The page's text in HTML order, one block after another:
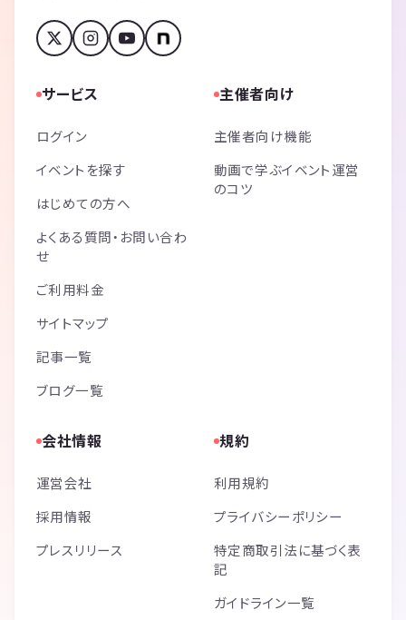
サービス
ログイン
イベントを探す
はじめての方へ
よくある質問・お問い合わ
せ
ご利用料金
サイトマップ
記事一覧
ブログ一覧
主催者向け
主催者向け機能
動画で学ぶイベント運営
のコツ
会社情報
運営会社
採用情報
プレスリリース
規約
利用規約
プライバシーポリシー
特定商取引法に基づく表
記
ガイドライン一覧